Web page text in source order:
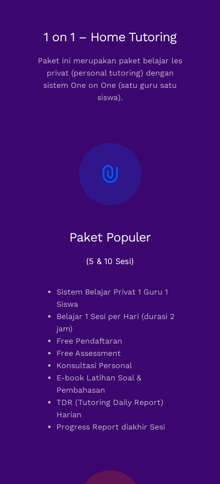
1 on 1 – Home Tutoring
Paket ini merupakan paket belajar les
privat (personal tutoring) dengan
sistem One on One (satu guru satu
siswa).
Paket Populer
(5 & 10 Sesi)
Sistem Belajar Privat 1 Guru 1
Siswa
Belajar 1 Sesi per Hari (durasi 2
jam)
Free Pendaftaran
Free Assessment
Konsultasi Personal
E-book Latihan Soal &
Pembahasan
TDR (Tutoring Daily Report)
Harian
Progress Report diakhir Sesi